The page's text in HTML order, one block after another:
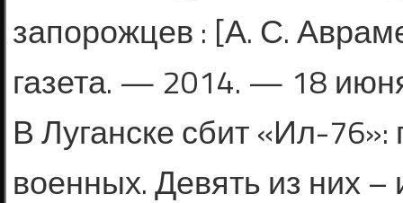
запорожцев : [А. С.
газета. — 2014. — 18
В Луганске сбит «Ил-76»:
военных. Девять из них